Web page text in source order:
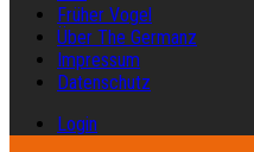
Früher Vogel
Über The Germanz
Impressum
Datenschutz
Login